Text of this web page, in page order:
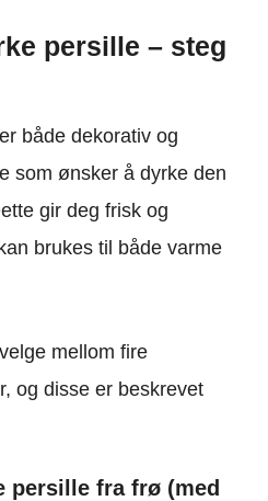
persille – steg
både dekorativ og
som ønsker å dyrke den
gir deg frisk og
brukes til både varme
mellom fire
og disse er beskrevet
persille fra frø (med